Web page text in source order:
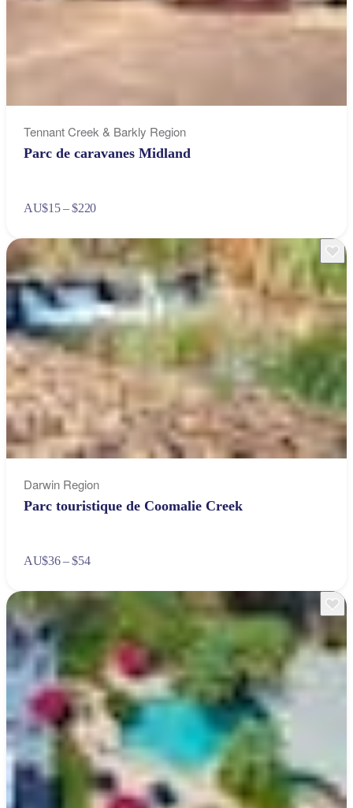
Tennant Creek & Barkly Region
Parc de caravanes Midland
AU$15 – $220
Darwin Region
Parc touristique de Coomalie Creek
AU$36 – $54